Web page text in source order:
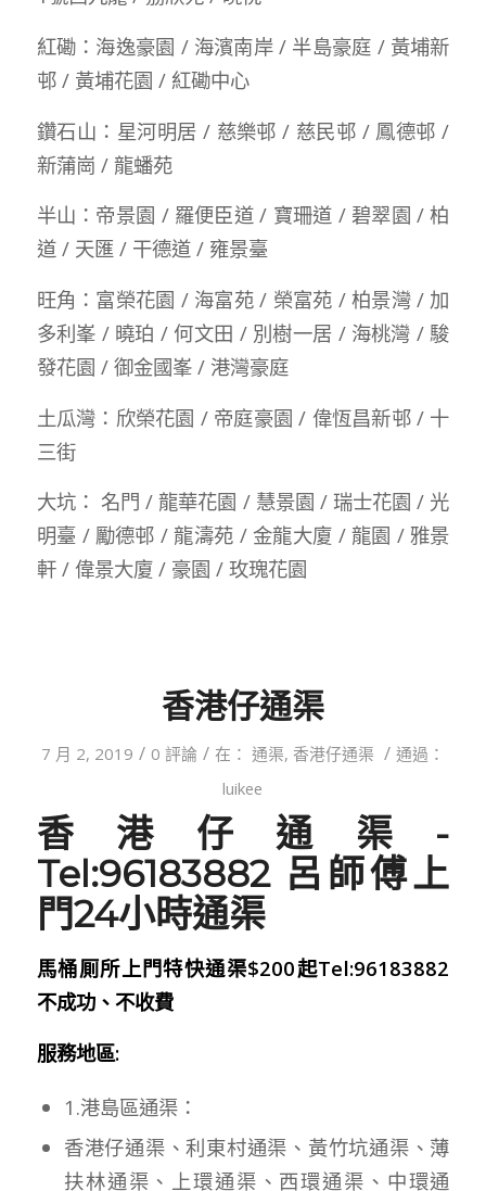
紅磡：海逸豪園 / 海濱南岸 / 半島豪庭 / 黃埔新
邨 / 黃埔花園 / 紅磡中心
鑽石山：星河明居 / 慈樂邨 / 慈民邨 / 鳳德邨 /
新蒲崗 / 龍蟠苑
半山：帝景園 / 羅便臣道 / 寶珊道 / 碧翠園 / 柏
道 / 天匯 / 干德道 / 雍景臺
旺角：富榮花園 / 海富苑 / 榮富苑 / 柏景灣 / 加
多利峯 / 曉珀 / 何文田 / 別樹一居 / 海桃灣 / 駿
發花園 / 御金國峯 / 港灣豪庭
土瓜灣：欣榮花園 / 帝庭豪園 / 偉恆昌新邨 / 十
三街
大坑： 名門 / 龍華花園 / 慧景園 / 瑞士花園 / 光
明臺 / 勵德邨 / 龍濤苑 / 金龍大廈 / 龍園 / 雅景
軒 / 偉景大廈 / 豪園 / 玫瑰花園
香港仔通渠
7 月 2, 2019 / 0 評論 / 在： 通渠, 香港仔通渠 / 通過：
luikee
香港仔通渠-
Tel:96183882 呂師傅上
門24小時通渠
馬桶厠所上門特快通渠$200起Tel:96183882
不成功、不收費
服務地區:
1.港島區通渠：
香港仔通渠、利東村通渠、黃竹坑通渠、薄
扶林通渠、上環通渠、西環通渠、中環通